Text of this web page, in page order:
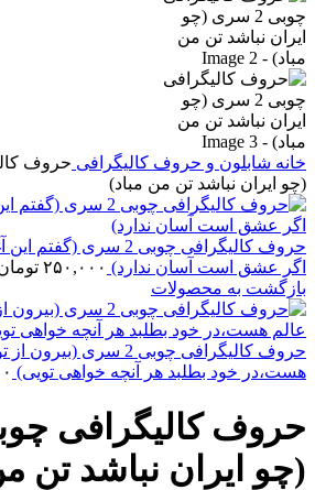
خانه شابلون و حروف کالیگرافی
(چو ایران نباشد تن من مباد)
حروف کالیگرافی چوبی 2
اگر عشق است آسان ندارد) ۲۵۰,۰۰۰
بازگشت به محصولات
حروف کالیگرافی چوبی 2
هست،در خود بطلبد هر آنچه خواهی تویی)
(چو ایران نباشد تن